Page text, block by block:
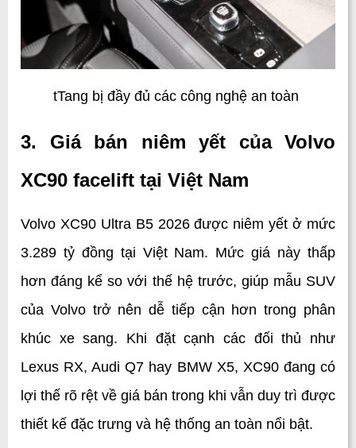
tTang bị đầy đủ các công nghệ an toàn
3. Giá bán niêm yết của Volvo
XC90 facelift tại Việt Nam
Volvo XC90 Ultra B5 2026 được niêm yết ở mức
3.289 tỷ đồng tại Việt Nam. Mức giá này thấp
hơn đáng kể so với thế hệ trước, giúp mẫu SUV
của Volvo trở nên dễ tiếp cận hơn trong phân
khúc xe sang. Khi đặt cạnh các đối thủ như
Lexus RX, Audi Q7 hay BMW X5, XC90 đang có
lợi thế rõ rệt về giá bán trong khi vẫn duy trì được
thiết kế đặc trưng và hệ thống an toàn nổi bật.